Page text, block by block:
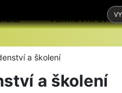
Venkovní
a školení
a školení